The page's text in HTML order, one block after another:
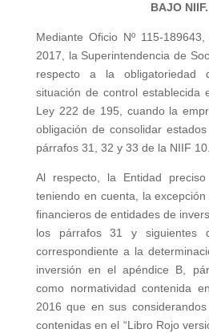
BAJO NIIF.
Mediante Oficio Nº 115-
2017, la Superintendencia de
respecto a la obligatoriedad
situación de control establecida
Ley 222 de 195, cuando la
obligación de consolidar
párrafos 31, 32 y 33 de la NIIF 10.
Al respecto, la Entidad
teniendo en cuenta, la
financieros de entidades de
los párrafos 31 y
correspondiente a la
inversión en el apéndice B,
como normatividad contenida
2016 que en sus
contenidas en el “Libro Rojo